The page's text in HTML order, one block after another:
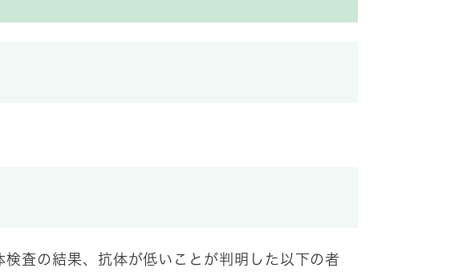
査の結果、抗体が低いことが判明した以下の者